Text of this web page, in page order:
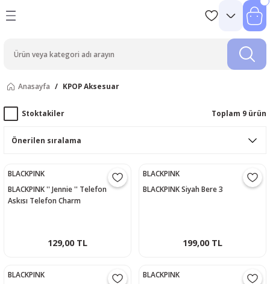
Anasayfa KPOP Aksesuar
Stoktakiler Toplam 9 ürün
BLACKPINK
BLACKPINK '' Jennie '' Telefon
Askısı Telefon Charm
129,00 TL
BLACKPINK
BLACKPINK Siyah Bere 3
199,00 TL
BLACKPINK
BLACKPINK